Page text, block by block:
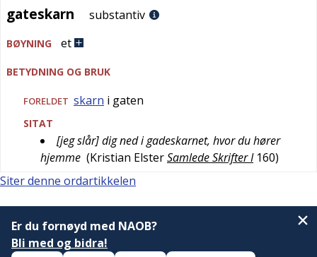
gateskarn
gateskarn substantiv
BØYNING et
BETYDNING OG BRUK
FORELDET skarn i gaten
SITAT
[jeg slår] dig ned i gadeskarnet, hvor du hører
hjemme (Kristian ElsterSamlede Skrifter I 160)
Siter denne ordartikkelen
Er du fornøyd med NAOB?
Bli med og bidra!